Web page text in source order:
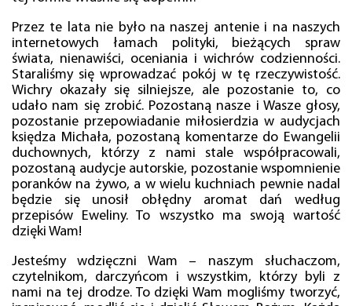
Przez te lata nie było na naszej antenie i na naszych
internetowych łamach polityki, bieżących spraw
świata, nienawiści, oceniania i wichrów codzienności.
Staraliśmy się wprowadzać pokój w tę rzeczywistość.
Wichry okazały się silniejsze, ale pozostanie to, co
udało nam się zrobić. Pozostaną nasze i Wasze głosy,
pozostanie przepowiadanie miłosierdzia w audycjach
księdza Michała, pozostaną komentarze do Ewangelii
duchownych, którzy z nami stale współpracowali,
pozostaną audycje autorskie, pozostanie wspomnienie
poranków na żywo, a w wielu kuchniach pewnie nadal
będzie się unosił obłędny aromat dań według
przepisów Eweliny. To wszystko ma swoją wartość
dzięki Wam!
Jesteśmy wdzięczni Wam – naszym słuchaczom,
czytelnikom, darczyńcom i wszystkim, którzy byli z
nami na tej drodze. To dzięki Wam mogliśmy tworzyć,